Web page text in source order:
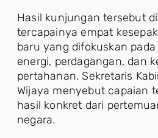
Hasil kunjungan tersebut
tercapainya empat
baru yang difokuskan
energi, perdagangan, dan
pertahanan. Sekretaris
Wijaya menyebut capaian
hasil konkret dari
negara.